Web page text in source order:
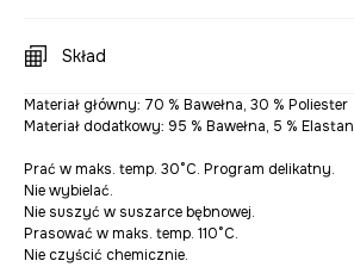
Skład
Materiał główny: 70 % Bawełna, 30 % Poliester
Materiał dodatkowy: 95 % Bawełna, 5 % Elastan
Prać w maks. temp. 30°C. Program delikatny.
Nie wybielać.
Nie suszyć w suszarce bębnowej.
Prasować w maks. temp. 110°C.
Nie czyścić chemicznie.